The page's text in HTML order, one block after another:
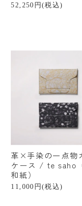
52,250円(税込)
革×手染の一点物
ケース / te saho
和紙）
11,000円(税込)